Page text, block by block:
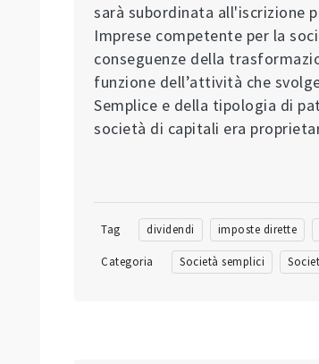
sarà subordinata all'iscrizione
Imprese competente per la
conseguenze della
funzione dell’attività che
Semplice e della tipologia di
società di capitali era
Tag dividendi imposte dirette
Categoria Società semplici